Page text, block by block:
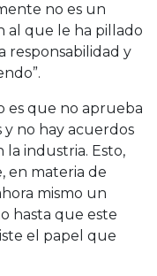
no es un
al que le ha pillado
responsabilidad y
es que no aprueba
y no hay acuerdos
industria. Esto,
en materia de
mismo un
hasta que este
el papel que